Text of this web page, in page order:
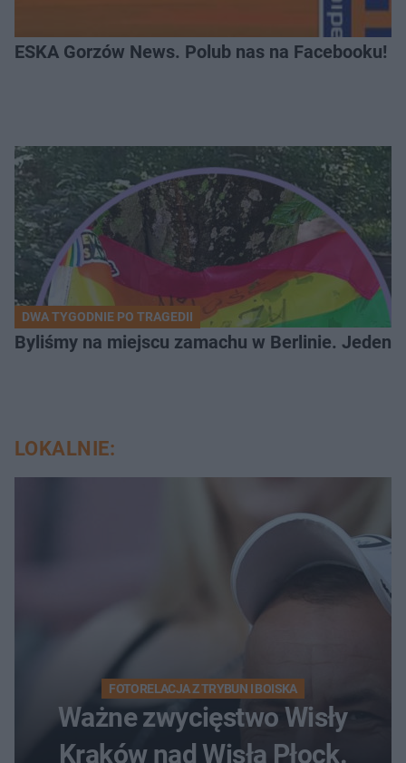
ESKA Gorzów News. Polub nas na Facebooku!
DWA TYGODNIE PO TRAGEDII
Byliśmy na miejscu zamachu w Berlinie. Jeden
LOKALNIE:
FOTORELACJA Z TRYBUN I BOISKA
Ważne zwycięstwo Wisły
Kraków nad Wisłą Płock.